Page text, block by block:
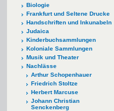
Biologie
Frankfurt und Seltene Drucke
Handschriften und Inkunabeln
Judaica
Kinderbuchsammlungen
Koloniale Sammlungen
Musik und Theater
Nachlässe
Arthur Schopenhauer
Friedrich Stoltze
Herbert Marcuse
Johann Christian
Senckenberg